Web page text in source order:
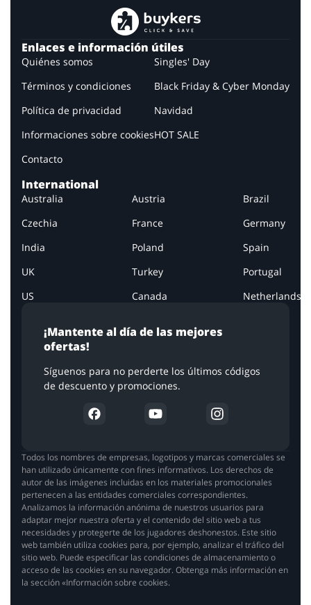
¡Mantente al día de las mejores
ofertas!
Síguenos para no perderte los últimos códigos
de descuento y promociones.
Enlaces e información útiles
Quiénes somos
Términos y condiciones
Política de privacidad
Informaciones sobre cookies
Contacto
Singles' Day
Black Friday & Cyber Monday
Navidad
HOT SALE
International
Australia Austria
Brazil
Czechia
France
Germany
India
Poland
Spain
UK
Turkey
Portugal
US
Canada Netherlands
Todos los nombres de empresas, logotipos y marcas comerciales se
han utilizado únicamente con fines informativos. Los derechos de
autor de las imágenes incluidas en los materiales promocionales
pertenecen a las entidades comerciales correspondientes.
Analizamos la información anónima de nuestros usuarios para
adaptar mejor nuestra oferta y el contenido del sitio web a tus
necesidades y protegerte de los jugadores deshonestos. Este sitio
web también utiliza cookies para, por ejemplo, analizar el tráfico del
sitio web. Puede especificar las condiciones de almacenamiento o
acceso de las cookies en su navegador. Obtenga más información en
la sección «Información sobre cookies.